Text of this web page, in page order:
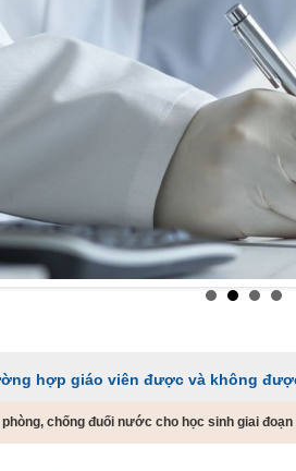
được và không được phép dạy
chống đuối nước cho học sinh giai đoạn